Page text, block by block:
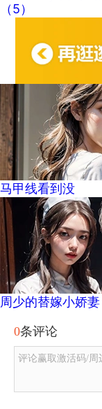
（5）
马甲线看到没
周少的替嫁小娇妻
0条评论
评论赢取激活码/周